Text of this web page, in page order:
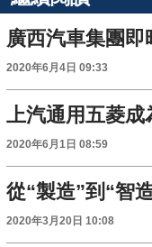
廣西汽車集團即
2020年6月4日 09:33
2020年6月1日 08:59
2020年3月20日 10:08